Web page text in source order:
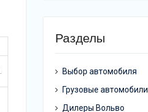
Разделы
Выбор автомобиля
Грузовые автомобили
Дилеры Вольво